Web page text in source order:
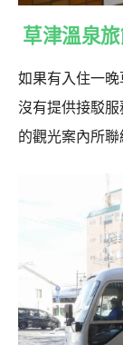
草津溫泉
如果有入住一
沒有提供接駁
的觀光案內所